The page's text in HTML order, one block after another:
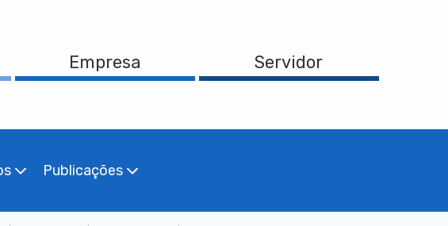
Empresa Servidor
Publicações